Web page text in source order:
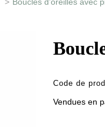
> Boucles d’oreilles avec
Code de
Vendues en